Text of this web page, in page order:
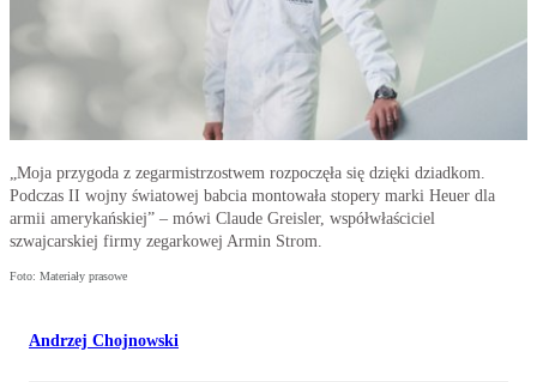
„Moja przygoda z zegarmistrzostwem rozpoczęła się dzięki dziadkom.
Podczas II wojny światowej babcia montowała stopery marki Heuer dla
armii amerykańskiej” – mówi Claude Greisler, współwłaściciel
szwajcarskiej firmy zegarkowej Armin Strom.
Foto: Materiały prasowe
Andrzej Chojnowski